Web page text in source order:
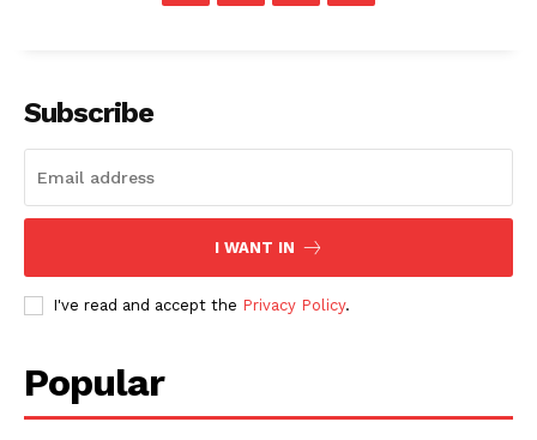
Subscribe
I WANT IN
I've read and accept the Privacy Policy.
Popular